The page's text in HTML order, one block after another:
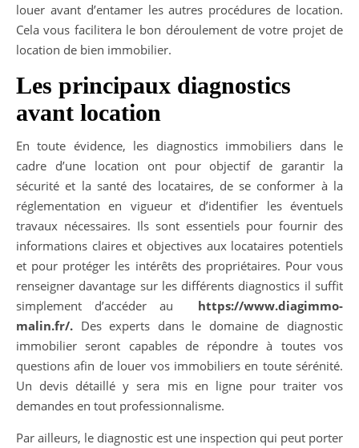
louer avant d’entamer les autres procédures de location.
Cela vous facilitera le bon déroulement de votre projet de
location de bien immobilier.
Les principaux diagnostics
avant location
En toute évidence, les diagnostics immobiliers dans le
cadre d’une location ont pour objectif de garantir la
sécurité et la santé des locataires, de se conformer à la
réglementation en vigueur et d’identifier les éventuels
travaux nécessaires. Ils sont essentiels pour fournir des
informations claires et objectives aux locataires potentiels
et pour protéger les intérêts des propriétaires. Pour vous
renseigner davantage sur les différents diagnostics il suffit
simplement d’accéder au
https://www.diagimmo-
malin.fr/. Des experts dans le domaine de diagnostic
immobilier seront capables de répondre à toutes vos
questions afin de louer vos immobiliers en toute sérénité.
Un devis détaillé y sera mis en ligne pour traiter vos
demandes en tout professionnalisme.
Par ailleurs, le diagnostic est une inspection qui peut porter